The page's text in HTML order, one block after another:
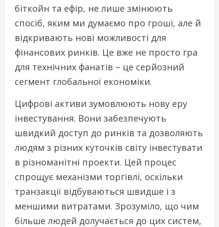
біткойн та ефір, не лише змінюють
спосіб, яким ми думаємо про гроші, але й
відкривають нові можливості для
фінансових ринків. Це вже не просто гра
для технічних фанатів – це серйозний
сегмент глобальної економіки.
Цифрові активи зумовлюють нову еру
інвестування. Вони забезпечують
швидкий доступ до ринків та дозволяють
людям з різних куточків світу інвестувати
в різноманітні проекти. Цей процес
спрощує механізми торгівлі, оскільки
транзакції відбуваються швидше і з
меншими витратами. Зрозуміло, що чим
більше людей долучається до цих систем,